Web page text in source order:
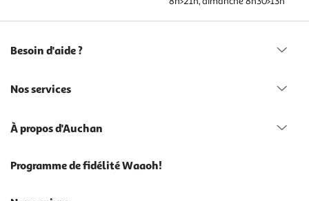
Besoin d'aide ?
Nos services
À propos d'Auchan
Programme de fidélité Waaoh!